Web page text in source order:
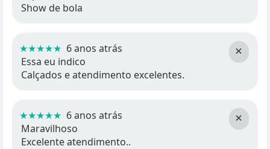
Show de bola
×
★★★★★ 6 anos atrás
Essa eu indico
Calçados e atendimento excelentes.
×
★★★★★ 6 anos atrás
Maravilhoso
Excelente atendimento..